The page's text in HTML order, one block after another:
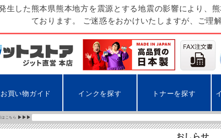
生した熊本県熊本地方を震源とする地震の影響により、
ております。 ご迷惑をおかけいたしますが、ご理
お買い物ガイド インクを探す トナーを探す
はこちら
おしらせ